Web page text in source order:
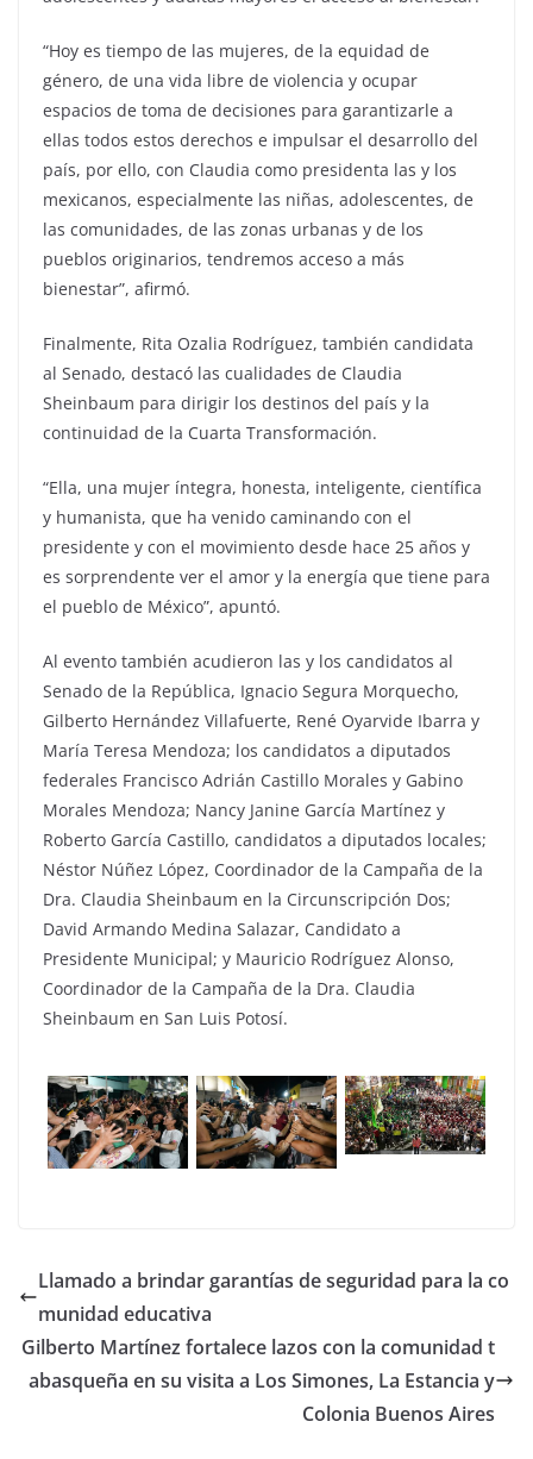
“Hoy es tiempo de las mujeres, de la equidad de
género, de una vida libre de violencia y ocupar
espacios de toma de decisiones para garantizarle a
ellas todos estos derechos e impulsar el desarrollo del
país, por ello, con Claudia como presidenta las y los
mexicanos, especialmente las niñas, adolescentes, de
las comunidades, de las zonas urbanas y de los
pueblos originarios, tendremos acceso a más
bienestar”, afirmó.
Finalmente, Rita Ozalia Rodríguez, también candidata
al Senado, destacó las cualidades de Claudia
Sheinbaum para dirigir los destinos del país y la
continuidad de la Cuarta Transformación.
“Ella, una mujer íntegra, honesta, inteligente, científica
y humanista, que ha venido caminando con el
presidente y con el movimiento desde hace 25 años y
es sorprendente ver el amor y la energía que tiene para
el pueblo de México”, apuntó.
Al evento también acudieron las y los candidatos al
Senado de la República, Ignacio Segura Morquecho,
Gilberto Hernández Villafuerte, René Oyarvide Ibarra y
María Teresa Mendoza; los candidatos a diputados
federales Francisco Adrián Castillo Morales y Gabino
Morales Mendoza; Nancy Janine García Martínez y
Roberto García Castillo, candidatos a diputados locales;
Néstor Núñez López, Coordinador de la Campaña de la
Dra. Claudia Sheinbaum en la Circunscripción Dos;
David Armando Medina Salazar, Candidato a
Presidente Municipal; y Mauricio Rodríguez Alonso,
Coordinador de la Campaña de la Dra. Claudia
Sheinbaum en San Luis Potosí.
Llamado a brindar garantías de seguridad para la co
munidad educativa
Gilberto Martínez fortalece lazos con la comunidad t
abasqueña en su visita a Los Simones, La Estancia y
Colonia Buenos Aires